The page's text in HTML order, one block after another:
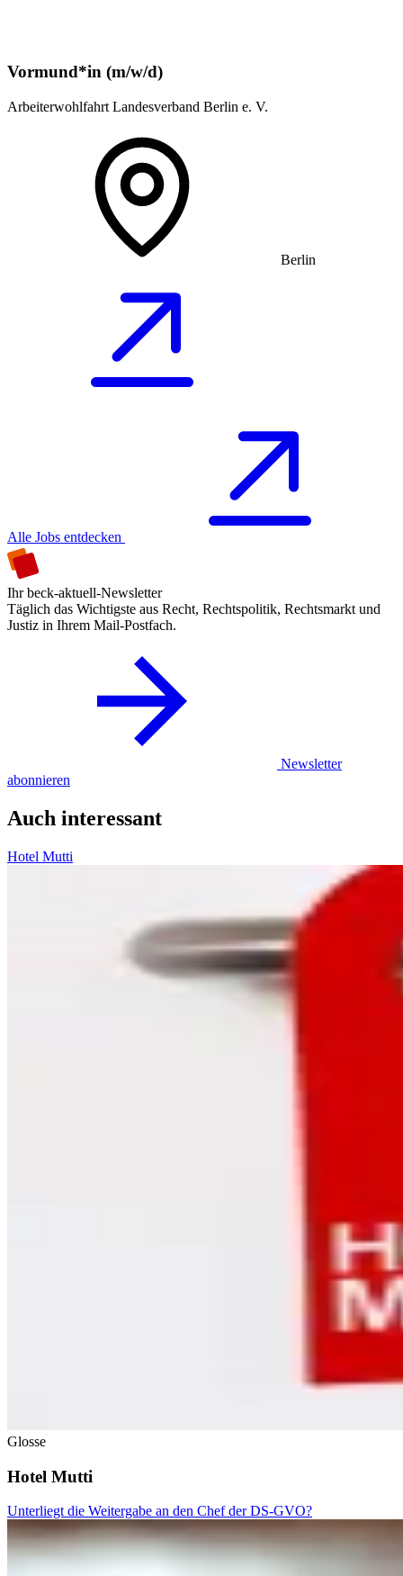
Vormund*in (m/w/d)
Arbeiterwohlfahrt Landesverband Berlin e. V.
Berlin
Alle Jobs entdecken
Ihr beck-aktuell-Newsletter
Täglich das Wichtigste aus Recht, Rechtspolitik, Rechtsmarkt und
Justiz in Ihrem Mail-Postfach.
Newsletter
abonnieren
Auch interessant
Hotel Mutti
Glosse
Hotel Mutti
Unterliegt die Weitergabe an den Chef der DS-GVO?